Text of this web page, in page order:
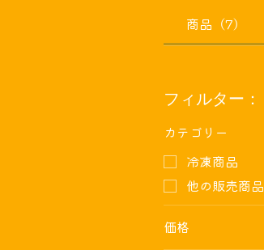
商品（7）
フィルター：
カテゴリー
冷凍商品
他の販売商品
価格